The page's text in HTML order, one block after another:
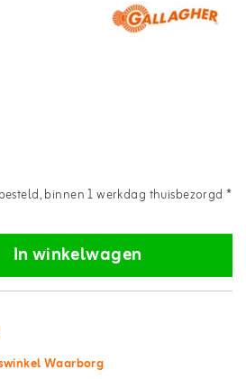
binnen 1 werkdag thuisbezorgd *
In winkelwagen
Waarborg